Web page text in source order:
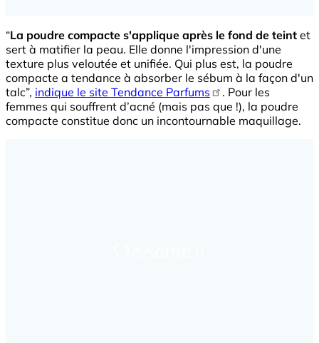
“La poudre compacte s'applique après le fond de teint et
sert à matifier la peau. Elle donne l'impression d'une
texture plus veloutée et unifiée. Qui plus est, la poudre
compacte a tendance à absorber le sébum à la façon d'un
talc”, indique le site Tendance Parfums
. Pour les
femmes qui souffrent d’acné (mais pas que !), la poudre
compacte constitue donc un incontournable maquillage.